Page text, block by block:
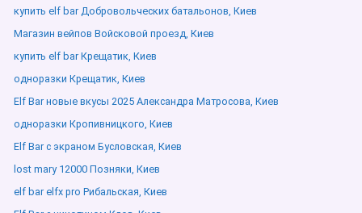
купить elf bar Добровольческих батальонов, Киев
Магазин вейпов Войсковой проезд, Киев
купить elf bar Крещатик, Киев
одноразки Крещатик, Киев
Elf Bar новые вкусы 2025 Александра Матросова, Киев
одноразки Кропивницкого, Киев
Elf Bar с экраном Бусловская, Киев
lost mary 12000 Позняки, Киев
elf bar elfx pro Рибальская, Киев